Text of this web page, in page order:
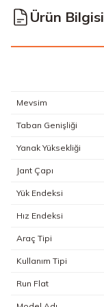
Ürün Bilgisi
Mevsim
Taban Genişliği
Yanak Yüksekliği
Jant Çapı
Yük Endeksi
Hız Endeksi
Araç Tipi
Kullanım Tipi
Run Flat